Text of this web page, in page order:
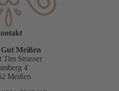
Meißen
Tim Strasser
4
Meißen